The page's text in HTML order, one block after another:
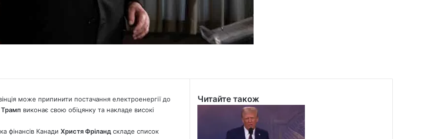
може припинити постачання електроенергії до
виконає свою обіцянку та накладе високі
фінансів Канади Христя Фріланд складе список
Читайте також